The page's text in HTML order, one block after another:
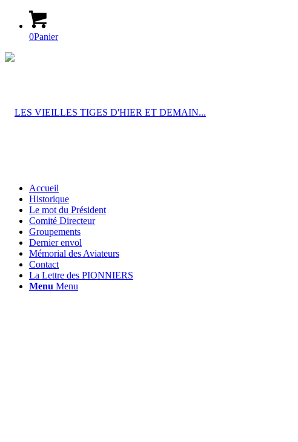
0Panier
Accueil
Historique
Le mot du Président
Comité Directeur
Groupements
Dernier envol
Mémorial des Aviateurs
Contact
La Lettre des PIONNIERS
Menu Menu